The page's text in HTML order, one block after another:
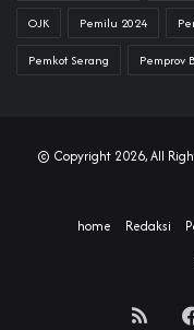
OJK Pemilu 2024
Pemkot Serang Pemprov
© Copyright 2026, All
home
Redaksi
RSS